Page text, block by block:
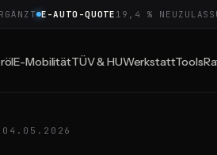
E-AUTO-QUOTE19,4 %
E-MobilitätTÜV & HUWerkstattTools